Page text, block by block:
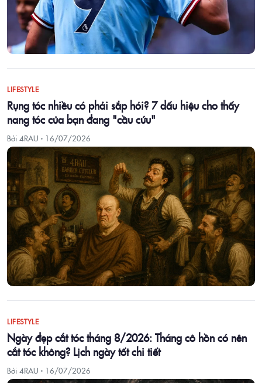
LIFESTYLE
Rụng tóc nhiều có phải sắp hói? 7 dấu hiệu cho thấy
nang tóc của bạn đang "cầu cứu"
Bởi 4RAU · 16/07/2026
LIFESTYLE
Ngày đẹp cắt tóc tháng 8/2026: Tháng cô hồn có nên
cắt tóc không? Lịch ngày tốt chi tiết
Bởi 4RAU · 16/07/2026